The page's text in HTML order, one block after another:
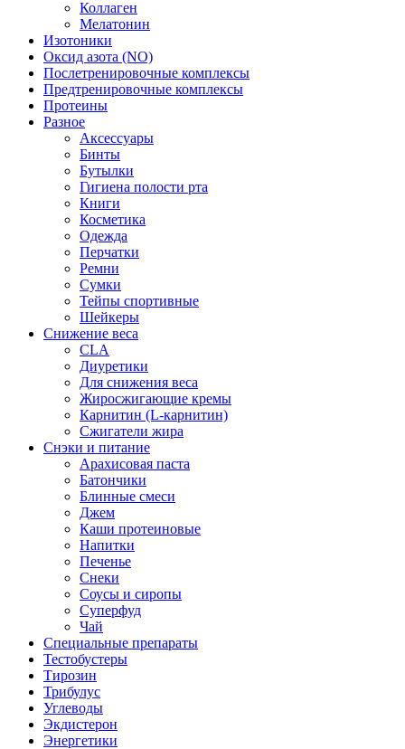
Коллаген
Мелатонин
Изотоники
Оксид азота (NO)
Послетренировочные комплексы
Предтренировочные комплексы
Протеины
Разное
Аксессуары
Бинты
Бутылки
Гигиена полости рта
Книги
Косметика
Одежда
Перчатки
Ремни
Сумки
Тейпы спортивные
Шейкеры
Снижение веса
CLA
Диуретики
Для снижения веса
Жиросжигающие кремы
Карнитин (L-карнитин)
Сжигатели жира
Снэки и питание
Арахисовая паста
Батончики
Блинные смеси
Джем
Каши протеиновые
Напитки
Печенье
Снеки
Соусы и сиропы
Суперфуд
Чай
Специальные препараты
Тестобустеры
Тирозин
Трибулус
Углеводы
Экдистерон
Энергетики